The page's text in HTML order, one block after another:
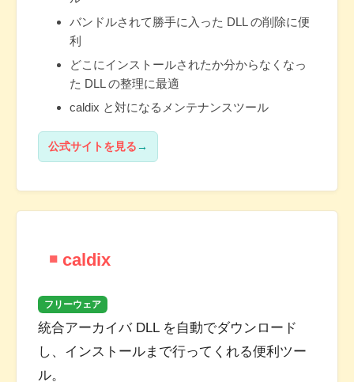
バンドルされて勝手に入った DLL の削除に便
利
どこにインストールされたか分からなくなっ
た DLL の整理に最適
caldix と対になるメンテナンスツール
公式サイトを見る
caldix
フリーウェア
統合アーカイバ DLL を自動でダウンロード
し、インストールまで行ってくれる便利ツー
ル。